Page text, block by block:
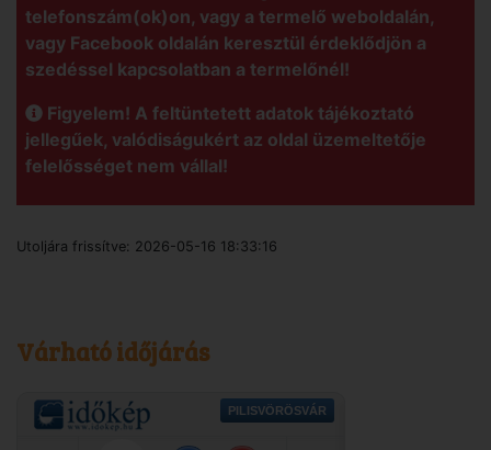
telefonszám(ok)on, vagy a termelő weboldalán,
vagy Facebook oldalán keresztül érdeklődjön a
szedéssel kapcsolatban a termelőnél!
Figyelem! A feltüntetett adatok tájékoztató
jellegűek, valódiságukért az oldal üzemeltetője
felelősséget nem vállal!
Utoljára frissítve: 2026-05-16 18:33:16
Várható időjárás